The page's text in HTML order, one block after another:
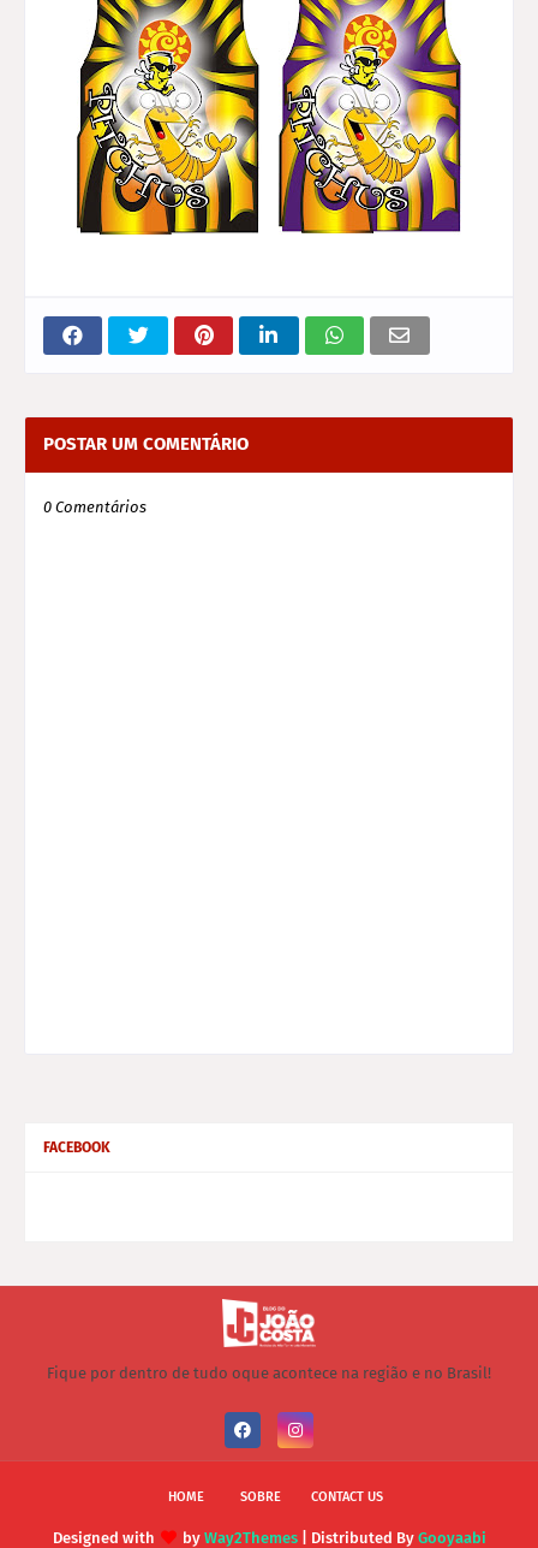
POSTAR UM COMENTÁRIO
0 Comentários
FACEBOOK
Fique por dentro de tudo oque acontece na região e no Brasil!
HOME SOBRE CONTACT US
Designed with by Way2Themes| Distributed By Gooyaabi